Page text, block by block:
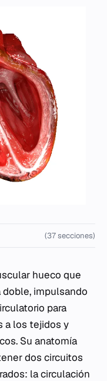
(37 secciones)
hueco que
impulsando
para
a los tejidos y
Su anatomía
dos circuitos
la circulación